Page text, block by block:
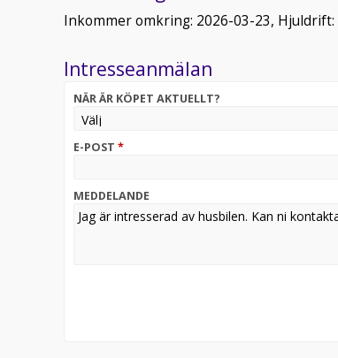
Inkommer omkring: 2026-03-23,
Intresseanmälan
NÄR ÄR KÖPET AKTUELLT?
E-POST *
MEDDELANDE